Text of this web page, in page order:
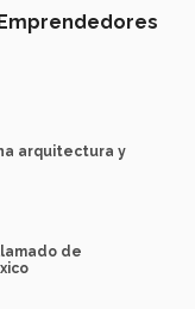
Emprendedores
arquitectura y
de